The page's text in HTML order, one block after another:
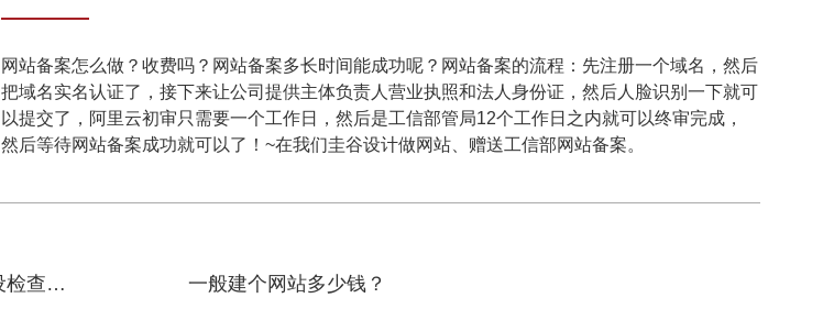
网站备案怎么做？收费吗？网站备案多长时间能成功呢？网站备案的流程：先注册一个域名，然后
把域名实名认证了，接下来让公司提供主体负责人营业执照和法人身份证，然后人脸识别一下就可
以提交了，阿里云初审只需要一个工作日，然后是工信部管局12个工作日之内就可以终审完成，
然后等待网站备案成功就可以了！~在我们圭谷设计做网站、赠送工信部网站备案。
服务指南贴心了，首次采用模拟用户进行实测的网站建设检查方法 一般建个网站多少钱？